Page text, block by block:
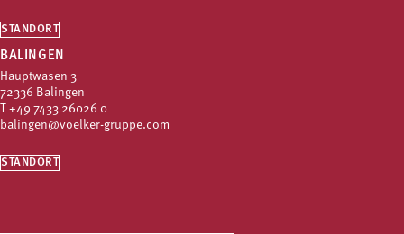
STANDORT
BALINGEN
Hauptwasen 3
72336 Balingen
+49 7433 26026 0
balingen@voelker-gruppe.com
STANDORT